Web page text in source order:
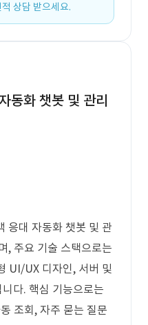
상담 받으세요.
동화 챗봇 및 관리
응대 자동화 챗봇 및 관
, 주요 기술 스택으로는
UI/UX 디자인, 서버 및
다. 핵심 기능으로는
조회, 자주 묻는 질문